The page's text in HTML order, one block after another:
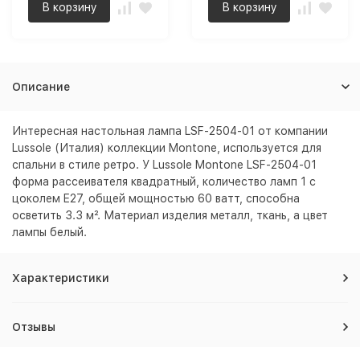
В корзину В корзину
Описание
Интересная настольная лампа LSF-2504-01 от компании
Lussole (Италия) коллекции Montone, используется для
спальни в стиле ретро. У Lussole Montone LSF-2504-01
форма рассеивателя квадратный, количество ламп 1 с
цоколем E27, общей мощностью 60 ватт, способна
осветить 3.3 м². Материал изделия металл, ткань, а цвет
лампы белый.
Характеристики
Отзывы